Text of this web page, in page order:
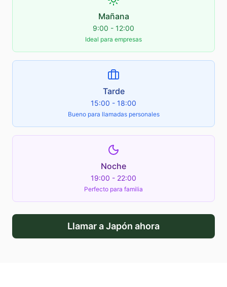
Mañana
9:00 - 12:00
Ideal para empresas
Tarde
15:00 - 18:00
Bueno para llamadas personales
Noche
19:00 - 22:00
Perfecto para familia
Llamar aJapón ahora